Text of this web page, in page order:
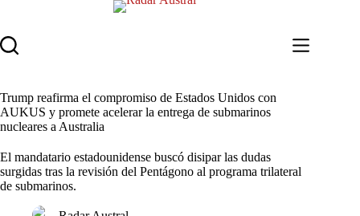
contenido
Trump reafirma el compromiso de Estados Unidos con
AUKUS y promete acelerar la entrega de submarinos
nucleares a Australia
El mandatario estadounidense buscó disipar las dudas
surgidas tras la revisión del Pentágono al programa trilateral
de submarinos.